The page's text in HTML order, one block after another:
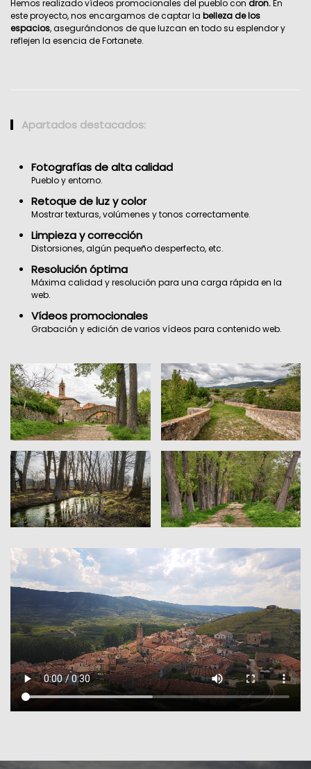
Hemos realizado vídeos promocionales del pueblo con dron.En
este proyecto, nos encargamos de captar la belleza de los
espacios, asegurándonos de que luzcan en todo su esplendor y
reflejen la esencia de Fortanete.
Apartados destacados:
Fotografías de alta calidad
Pueblo y entorno.
Retoque de luz y color
Mostrar texturas, volúmenes y tonos correctamente.
Limpieza y corrección
Distorsiones, algún pequeño desperfecto, etc.
Resolución óptima
Máxima calidad y resolución para una carga rápida en la
web.
Vídeos promocionales
Grabación y edición de varios vídeos para contenido web.